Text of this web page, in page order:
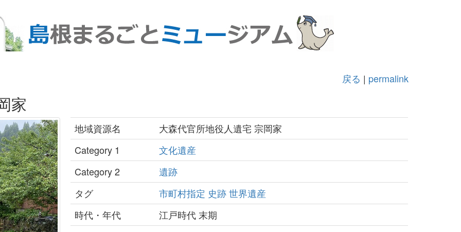
戻る | permalink
家
地域資源名
大森代官所地役人遺宅 宗岡家
Category 1
文化遺産
Category 2
遺跡
タグ
市町村指定 史跡 世界遺産
時代・年代
江戸時代 末期